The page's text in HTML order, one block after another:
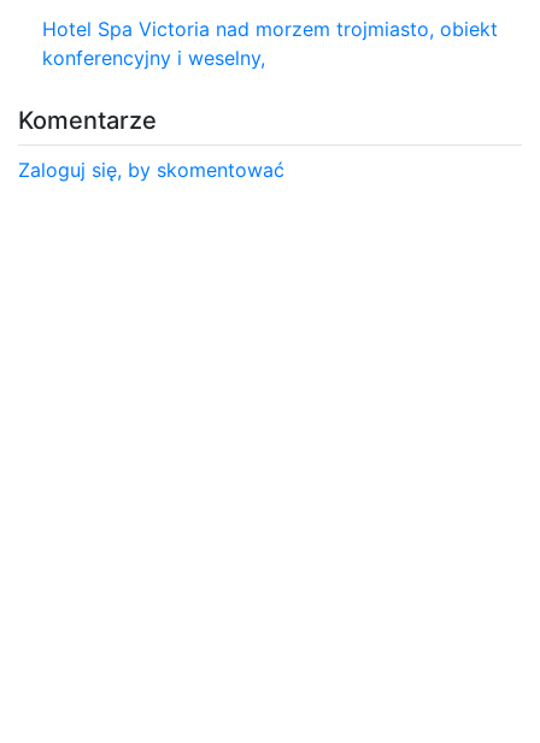
Hotel Spa Victoria nad morzem trojmiasto, obiekt
konferencyjny i weselny,
Komentarze
Zaloguj się, by skomentować